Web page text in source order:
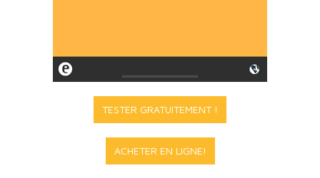
TESTER GRATUITEMENT !
ACHETER EN LIGNE!